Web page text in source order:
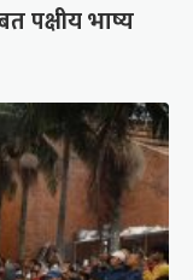
पक्षीय भाष्य